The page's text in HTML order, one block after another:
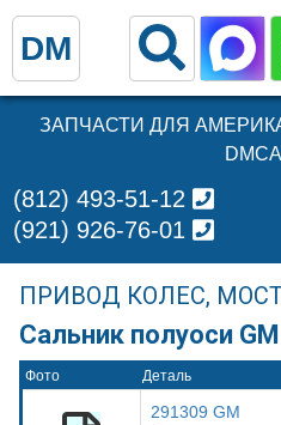
ЗАПЧАСТИ ДЛЯ
(812) 493-51-12
(921) 926-76-01
ПРИВОД КОЛЕС,
Сальник полуоси GM
Фото Деталь
291309 GM
DM